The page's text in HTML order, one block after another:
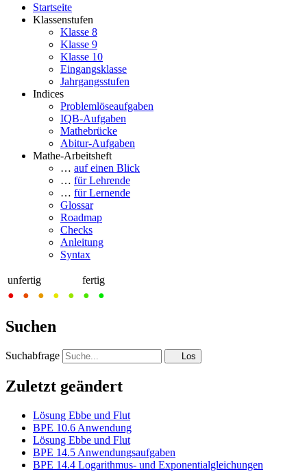
Startseite
Klassenstufen
Klasse 8
Klasse 9
Klasse 10
Eingangsklasse
Jahrgangsstufen
Indices
Problemlöseaufgaben
IQB-Aufgaben
Mathebrücke
Abitur-Aufgaben
Mathe-Arbeitsheft
… auf einen Blick
… für Lehrende
… für Lernende
Glossar
Roadmap
Checks
Anleitung
Syntax
unfertig
fertig
●
● ● ● ● ● ●
Suchen
Suchabfrage Los
Zuletzt geändert
Lösung Ebbe und Flut
BPE 10.6 Anwendung
Lösung Ebbe und Flut
BPE 14.5 Anwendungsaufgaben
BPE 14.4 Logarithmus- und Exponentialgleichungen